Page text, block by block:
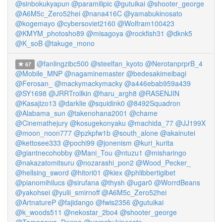
@sinbokukyapun @paramilipic @gutuikai @shooter_george
@A6M5c_Zero52hei @nana416C @yamabukinosato
@kogemayo @cybersoviet2160 @Wolfram100423
@KMYM_photosho89 @misagoya @rockfish31 @dknk5
@K_soB @takuge_mono
67 @fanlingzibc500 @steelfan_kyoto @NerotanprprB_4
@Mobile_MNP @nagaminemaster @bedesakimeibagi
@Ferosan_
@mackymackymacky @a446ebab959a439
@SY1698 @JRRTrollkin @haru_argh8 @RASENJIN
@Kasajizo13 @darklie @squidink0 @8492Squadron
@Alabama_sun @takenohana2001 @chame
@Cinemathejury @kosugekonyaku @machida_77 @JJ199X
@moon_noon777 @pzkpfw1b @south_alone @akainutei
@kettosee333 @pochi99 @jonenism @kuri_kurita
@giantnecohobby @Mani_Tou @ntuzu1 @misharingo
@nakazatomitsuru @nozarashi_pon2 @Wood_Pecker_
@hellsing_sword @hitori01 @kiex @phlibbertigibet
@pianomihilucs @sirufana @thysh @ugar0 @WorrdBeans
@yakohsei @yulii_smirnoff @A6M5c_Zero52hei
@ArtnatureP @fajidango @fwis2356 @gutuikai
@k_woods511 @nekostar_2bo4 @shooter_george